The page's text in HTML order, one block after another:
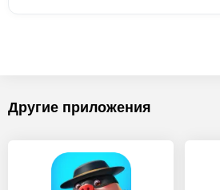
Другие приложения